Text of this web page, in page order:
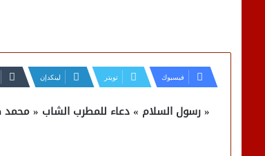
فيسبوك تويتر لينكدإن
« رسول السلام » دعاء للمطرب الشاب «